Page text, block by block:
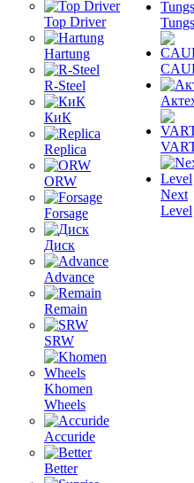
Top Driver
Hartung
R-Steel
КиК
Replica
ORW
Forsage
Диск
Advance
Remain
SRW
Khomen
Wheels
Accuride
Better
Next
Level